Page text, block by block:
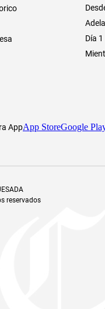
Día 1
AppApp StoreGoogle
reservados